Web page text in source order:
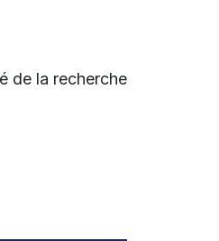
de la recherche